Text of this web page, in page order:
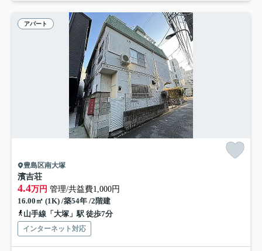
アパート
豊島区南大塚
濱吉荘
4.4万円 管理/共益費1,000円
16.00㎡ (1K) /築54年 /2階建
山手線「大塚」駅 徒歩7分
インターネット対応